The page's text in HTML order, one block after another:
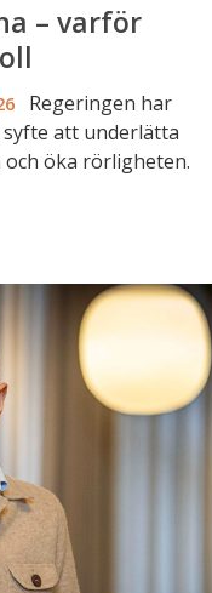
– varför
Regeringen har
att underlätta
öka rörligheten.